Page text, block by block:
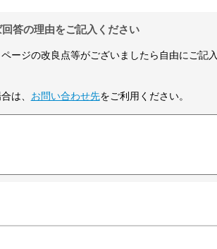
答の理由をご記入ください
ージの改良点等がございましたら自由にご記入
は、 お問い合わせ先をご利用ください。